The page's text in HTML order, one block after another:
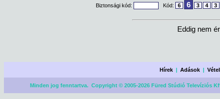
Biztonsági kód:
Kód: 6 6 3 4 3
Eddig nem
Hírek |Adások |
Minden jog fenntartva. Copyright © 2005-2026 Füred Stúdió Televíziós